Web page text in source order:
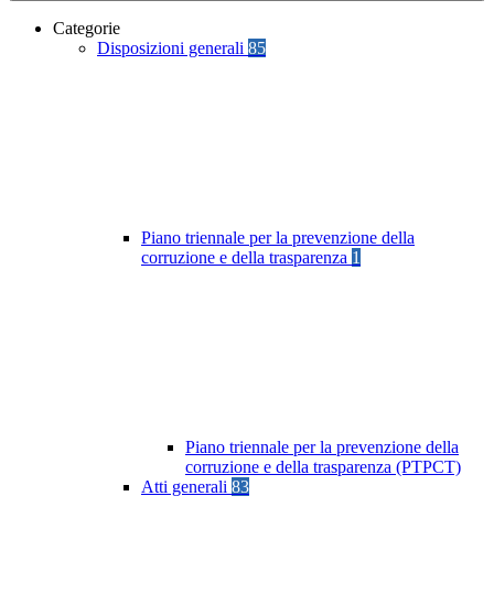
Categorie
Disposizioni generali 85
Piano triennale per la prevenzione della
corruzione e della trasparenza 1
Piano triennale per la prevenzione della
corruzione e della trasparenza (PTPCT)
Atti generali 83